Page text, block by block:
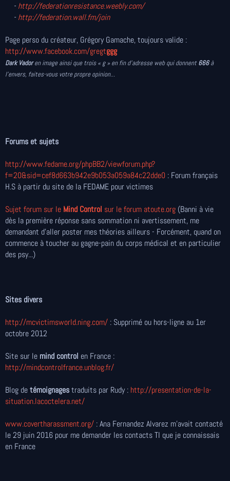
- http://federationresistance.weebly.com/
- http://federation.wall.fm/join
Page perso du créateur, Grégory Gamache, toujours valide :
http://www.facebook.com/gregtggg
Dark Vadoren image ainsi que trois « g » en fin d’adresse web qui donnent666à
l’envers, faites-vous votre propre opinion...
Forums et sujets
http://www.fedame.org/phpBB2/viewforum.php?
f=20&sid=cef8d663b942e9b053a059a84c22dde0 : Forum français
H.S à partir du site de la FEDAME pour victimes
Sujet forum sur le Mind Control sur le forum atoute.org (Banni à vie
dès la première réponse sans sommation ni avertissement, me
demandant d'aller poster mes théories ailleurs - Forcément, quand on
commence à toucher au gagne-pain du corps médical et en particulier
des psy...)
Sites divers
http://mcvictimsworld.ning.com/ : Supprimé ou hors-ligne au 1er
octobre 2012
Site sur le mind control en France :
http://mindcontrolfrance.unblog.fr/
Blog detémoignagestraduits par Rudy : http://presentation-de-la-
situation.lacoctelera.net/
www.covertharassment.org/ : Ana Fernandez Alvarez m'avait contacté
le 29 juin 2016 pour me demander les contacts TI que je connaissais
en France